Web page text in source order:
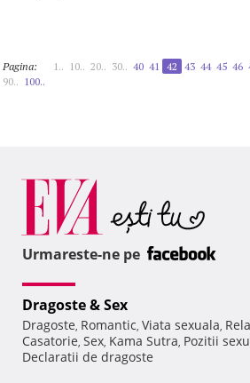
Pagina: 1.. 10.. 20.. 30.. 40 41 42 43 44 45 46
90.. 100..
Urmareste-ne pe
Dragoste & Sex
Dragoste, Romantic, Viata sexuala,
Casatorie, Sex, Kama Sutra, Pozitii
Declaratii de dragoste